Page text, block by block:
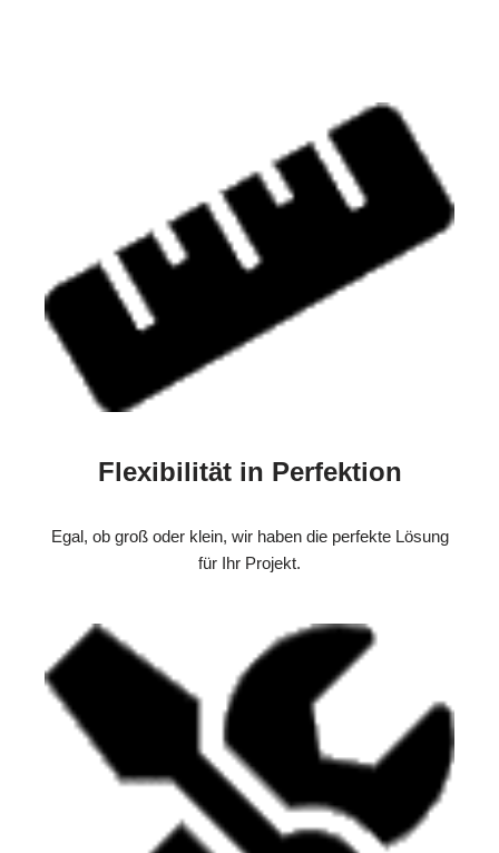
Flexibilität in Perfektion
Egal, ob groß oder klein, wir haben die perfekte Lösung
für Ihr Projekt.